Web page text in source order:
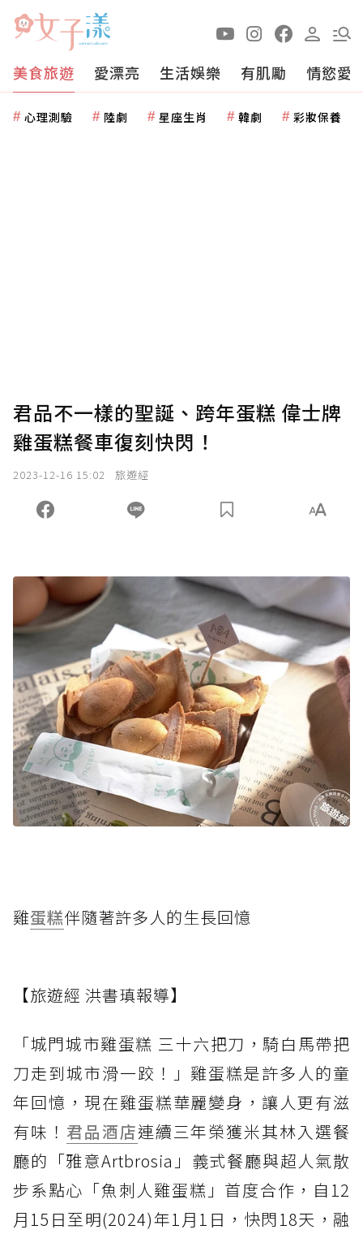
美食旅遊 愛漂亮 生活娛樂 有肌勵 情慾愛
心理測驗 陸劇 星座生肖 韓劇 彩妝保養
君品不一樣的聖誕、跨年蛋糕 偉士牌
雞蛋糕餐車復刻快閃！
2023-12-16 15:02 旅遊經
雞蛋糕伴隨著許多人的生長回憶
【旅遊經 洪書瑱報導】
「城門城市雞蛋糕 三十六把刀，騎白馬帶把
刀走到城市滑一跤！」雞蛋糕是許多人的童
年回憶，現在雞蛋糕華麗變身，讓人更有滋
有味！ 君品酒店連續三年榮獲米其林入選餐
廳的「雅意Artbrosia」義式餐廳與超人氣散
步系點心「魚刺人雞蛋糕」首度合作，自12
月15日至明(2024)年1月1日，快閃18天，融